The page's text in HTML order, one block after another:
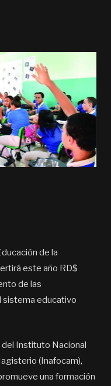
de la
este año RD$
de las
educativo
del Instituto Nacional
(Inafocam),
una formación